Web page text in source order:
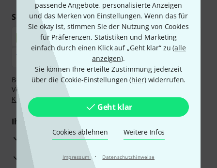
passende Angebote, personalisierte Anzeigen
und das Merken von Einstellungen. Wenn das für
Sie okay ist, stimmen Sie der Nutzung von Cookies
für Präferenzen, Statistiken und Marketing
einfach durch einen Klick auf „Geht klar“ zu (alle
anzeigen).
Sie können Ihre erteilte Zustimmung jederzeit
über die Cookie-Einstellungen (hier) widerrufen.
Geht klar
Cookies ablehnen Weitere Infos
Impressum · Datenschutzhinweise
Sicher einkaufen & bezahlen
Bezahlen Sie vertraulich und sicher per Nachnahme,
Vorkasse, PayPal, Amazon Pay,
Klarna Ratenzahlungoder Kreditkarte.
Ihre Vorteile
3 Jahre Thomann Garantie
30 Tage Money-Back-Garantie